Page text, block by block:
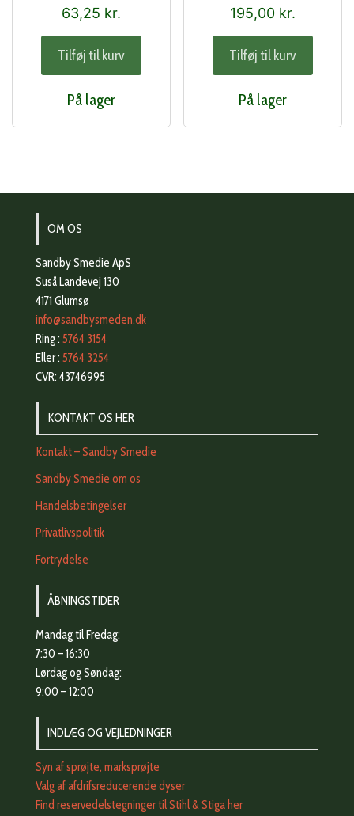
63,25 kr.
Tilføj til kurv
På lager
195,00 kr.
Tilføj til kurv
På lager
OM OS
Sandby Smedie ApS
Suså Landevej 130
4171 Glumsø
info@sandbysmeden.dk
Ring : 5764 3154
Eller : 5764 3254
CVR: 43746995
KONTAKT OS HER
Kontakt – Sandby Smedie
Sandby Smedie om os
Handelsbetingelser
Privatlivspolitik
Fortrydelse
ÅBNINGSTIDER
Mandag til Fredag:
7:30 – 16:30
Lørdag og Søndag:
9:00 – 12:00
INDLÆG OG VEJLEDNINGER
Syn af sprøjte, marksprøjte
Valg af afdrifsreducerende dyser
Find reservedelstegninger til Stihl & Stiga her